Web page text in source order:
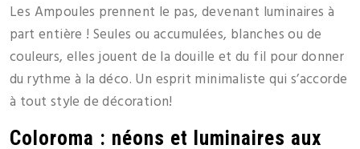
Les Ampoules prennent le pas, devenant luminaires à
part entière ! Seules ou accumulées, blanches ou de
couleurs, elles jouent de la douille et du fil pour donner
du rythme à la déco. Un esprit minimaliste qui s’accorde
à tout style de décoration!
Coloroma : néons et luminaires aux